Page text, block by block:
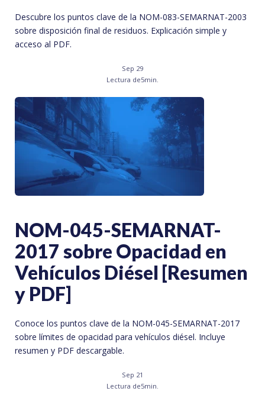
Descubre los puntos clave de la NOM-083-SEMARNAT-2003
sobre disposición final de residuos. Explicación simple y
acceso al PDF.
Sep 29
Lectura de5min.
NOM-045-SEMARNAT-
2017 sobre Opacidad en
Vehículos Diésel [Resumen
y PDF]
Conoce los puntos clave de la NOM-045-SEMARNAT-2017
sobre límites de opacidad para vehículos diésel. Incluye
resumen y PDF descargable.
Sep 21
Lectura de5min.